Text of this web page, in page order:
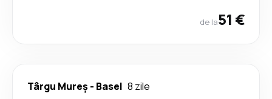
de la51 €
Târgu Mureș - Basel 8 zile